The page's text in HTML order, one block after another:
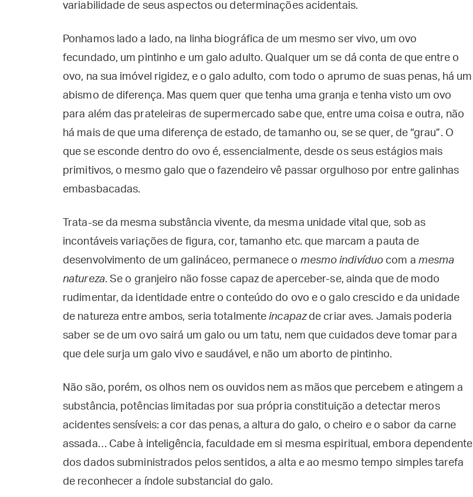
variabilidade de seus aspectos ou determinações acidentais.
Ponhamos lado a lado, na linha biográfica de um mesmo ser vivo, um ovo
fecundado, um pintinho e um galo adulto. Qualquer um se dá conta de que entre o
ovo, na sua imóvel rigidez, e o galo adulto, com todo o aprumo de suas penas, há um
abismo de diferença. Mas quem quer que tenha uma granja e tenha visto um ovo
para além das prateleiras de supermercado sabe que, entre uma coisa e outra, não
há mais de que uma diferença de estado, de tamanho ou, se se quer, de “grau”. O
que se esconde dentro do ovo é, essencialmente, desde os seus estágios mais
primitivos, o mesmo galo que o fazendeiro vê passar orgulhoso por entre galinhas
embasbacadas.
Trata-se da mesma substância vivente, da mesma unidade vital que, sob as
incontáveis variações de figura, cor, tamanho etc. que marcam a pauta de
desenvolvimento de um galináceo, permanece o mesmo indivíduo com a mesma
natureza. Se o granjeiro não fosse capaz de aperceber-se, ainda que de modo
rudimentar, da identidade entre o conteúdo do ovo e o galo crescido e da unidade
de natureza entre ambos, seria totalmenteincapazde criar aves. Jamais poderia
saber se de um ovo sairá um galo ou um tatu, nem que cuidados deve tomar para
que dele surja um galo vivo e saudável, e não um aborto de pintinho.
Não são, porém, os olhos nem os ouvidos nem as mãos que percebem e atingem a
substância, potências limitadas por sua própria constituição a detectar meros
acidentes sensíveis: a cor das penas, a altura do galo, o cheiro e o sabor da carne
assada… Cabe à inteligência, faculdade em si mesma espiritual, embora dependente
dos dados subministrados pelos sentidos, a alta e ao mesmo tempo simples tarefa
de reconhecer a índole substancial do galo.